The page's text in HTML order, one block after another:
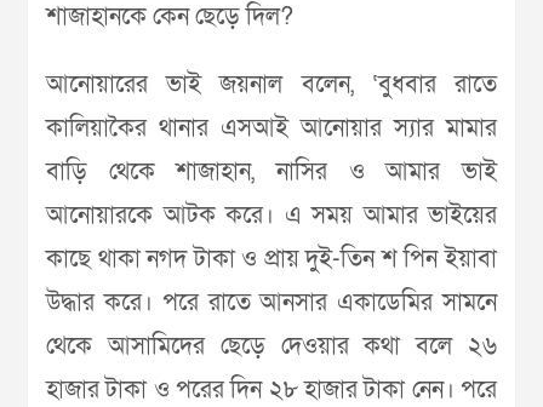
শাজাহানকে কেন ছেড়ে দিল?
আনোয়ারের ভাই জয়নাল বলেন, ‘বুধবার রাতে
কালিয়াকৈর থানার এসআই আনোয়ার স্যার মামার
বাড়ি থেকে শাজাহান, নাসির ও আমার ভাই
আনোয়ারকে আটক করে। এ সময় আমার ভাইয়ের
কাছে থাকা নগদ টাকা ও প্রায় দুই-তিন শ পিন ইয়াবা
উদ্ধার করে। পরে রাতে আনসার একাডেমির সামনে
থেকে আসামিদের ছেড়ে দেওয়ার কথা বলে ২৬
হাজার টাকা ও পরের দিন ২৮ হাজার টাকা নেন। পরে